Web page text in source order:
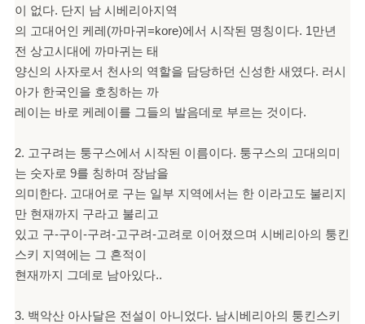
이 없다. 단지 남 시베리아지역
의 고대어인 케레(까마귀=kore)에서 시작된 명칭이다. 1만년
전 상고시대에 까마귀는 태
양신의 사자로서 천사의 역할을 담당하던 신성한 새였다. 러시
아가 한국인을 호칭하는 까
레이는 바로 케레이를 그들의 발음데로 부르는 것이다.
2. 고구려는 퉁구스에서 시작된 이름이다. 퉁구스의 고대의미
는 숫자로 9를 칭하며 장남을
의미한다. 고대어로 구는 일부 지역에서는 한 이라고도 불리지
만 현재까지 구라고 불리고
있고 구-구이-구려-고구려-고려로 이어졌으며 시베리아의 퉁킨
스키 지역에는 그 흔적이
현재까지 그데로 남아있다..
3. 백악산 아사달은 전설이 아니었다. 남시베리아의 퉁킨스키